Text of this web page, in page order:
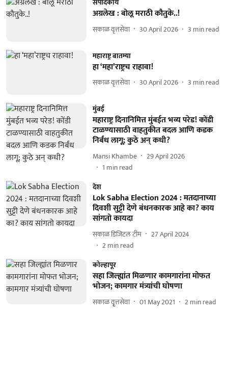
अग्रलेख : बोलू मराठी कौतुके..!
सकाळ वृत्तसेवा 30 April 2026 3 min read
महाराष्ट्र बातम्या
हा ‘महा’राष्ट्रच राहावा!
सकाळ वृत्तसेवा 30 April 2026 3 min read
मुंबई
महाराष्ट्र दिनानिमित्त मुंबईत भव्य परेड! कोंडी
टाळण्यासाठी वाहतुकीत बदल आणि कडक
निर्बंध लागू; कुठे अन् कधी?
Mansi Khambe
29 April 2026
1 min read
देश
Lok Sabha Election 2024 : मतदानाच्या
दिवशी सुट्टी देणे बंधनकारक आहे का? काय
सांगतो कायदा
सकाळ डिजिटल टीम
27 April 2024
2min read
कोल्हापूर
सहा जिल्ह्यांत मिळणार कामगारांना मोफत
भोजन; कामगार मंत्र्यांची घोषणा
सकाळ वृृत्तसेवा 01 May 2021 2min read